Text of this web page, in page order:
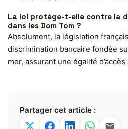
La loi protège-t-elle contre la
dans les Dom Tom ?
Absolument, la législation
discrimination bancaire fondée
mer, assurant une égalité
Partager cet article :